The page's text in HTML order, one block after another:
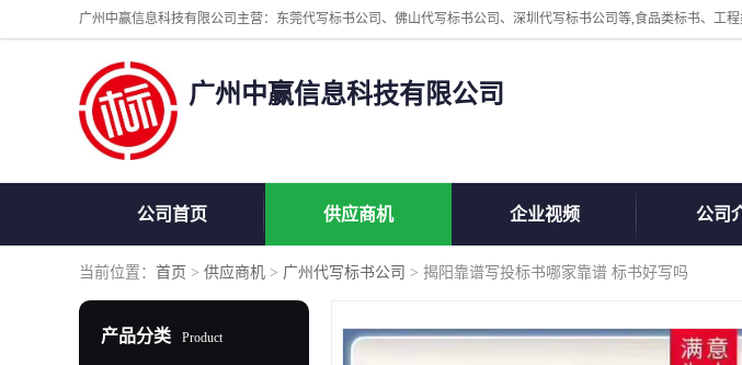
广州中赢信息科技有限公司
公司首页 供应商机 企业视频 公司
当前位置： 首页 > 供应商机 > 广州代写标书公司 > 揭阳靠谱写投标书哪家靠谱 标书好写吗
产品分类 Product